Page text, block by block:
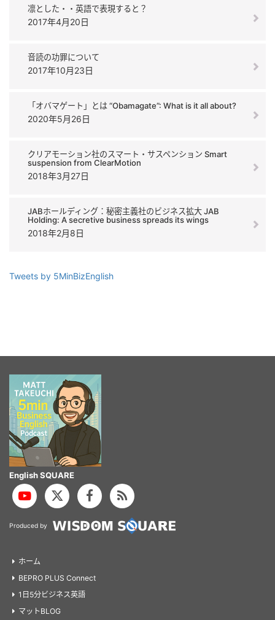
凛とした・・英語で表現すると？
2017年4月20日
音読の功罪について
2017年10月23日
「オバマゲート」とは “Obamagate”: What is it all about?
2020年5月26日
クリアモーション社のスマート・サスペンション Smart
suspension from ClearMotion
2018年3月27日
JABホールディング：秘密主義社のビジネス拡大 JAB
Holding: A secretive business spreads its wings
2018年2月8日
Tweets by 5MinBizEnglish
English SQUARE
Produced by
ホーム
BEPRO PLUS Connect
1日5分ビジネス英語
マットBLOG